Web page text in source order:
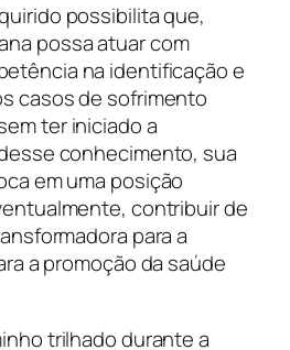
possibilita que,
possa atuar com
na identificação e
casos de sofrimento
ter iniciado a
conhecimento, sua
em uma posição
contribuir de
para a
a promoção da saúde
trilhado durante a